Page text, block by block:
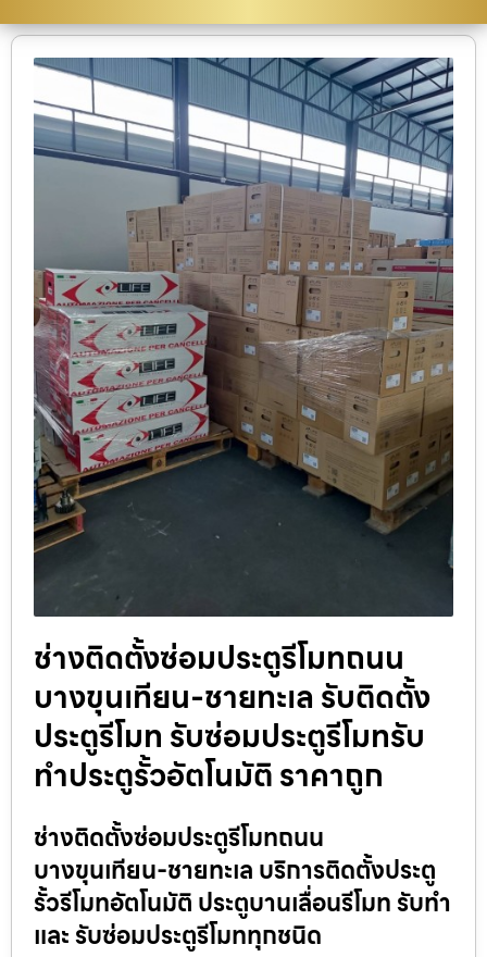
ช่างติดตั้งซ่อมประตูรีโมทถนน
บางขุนเทียน-ชายทะเล รับติดตั้ง
ประตูรีโมท รับซ่อมประตูรีโมทรับ
ทำประตูรั้วอัตโนมัติ ราคาถูก
ช่างติดตั้งซ่อมประตูรีโมทถนน
บางขุนเทียน-ชายทะเล บริการติดตั้งประตู
รั้วรีโมทอัตโนมัติ ประตูบานเลื่อนรีโมท รับทำ
และ รับซ่อมประตูรีโมททุกชนิด